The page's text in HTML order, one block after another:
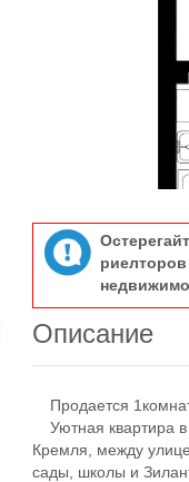
Описание
Продается
Уютная квартира в
Кремля, между
сады, школы и